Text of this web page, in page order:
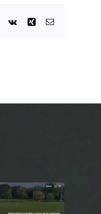
Pinterest
Vk Xing Email